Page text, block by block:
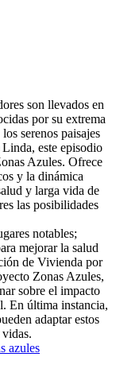
son llevados en
por su extrema
serenos paisajes
este episodio
Azules. Ofrece
y la dinámica
y larga vida de
las posibilidades
notables;
mejorar la salud
de Vivienda por
Zonas Azules,
sobre el impacto
En última instancia,
adaptar estos
azules